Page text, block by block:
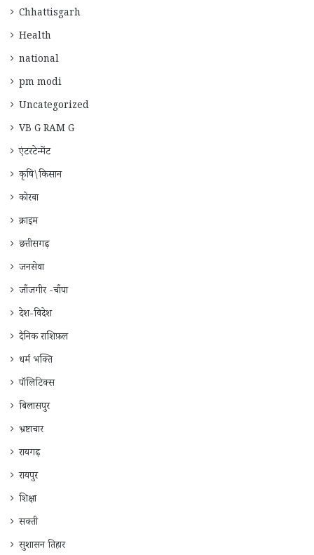
Chhattisgarh
Health
national
pm modi
Uncategorized
VB G RAM G
एंटरटेन्मेंट
कृषि\किसान
कोरबा
क्राइम
छत्तीसगढ़
जनसेवा
जाँजगीर -चाँपा
देश-विदेश
दैनिक राशिफ़ल
धर्म भक्ति
पॉलिटिक्स
बिलासपुर
भ्रष्टाचार
रायगढ़
रायपुर
शिक्षा
सक्ती
सुशासन तिहार